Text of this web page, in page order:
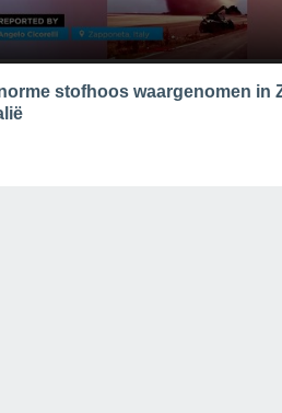
stofhoos waargenomen in